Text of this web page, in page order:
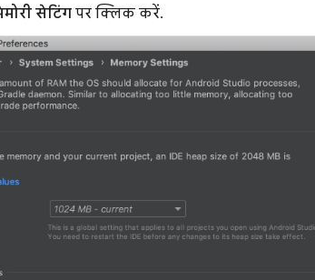
सेटिंग पर क्लिक करें.